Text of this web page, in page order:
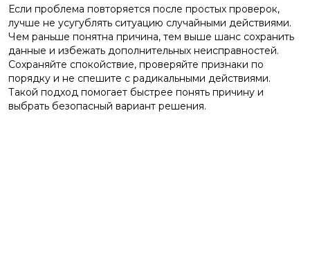
Если проблема повторяется после простых проверок,
лучше не усугублять ситуацию случайными действиями.
Чем раньше понятна причина, тем выше шанс сохранить
данные и избежать дополнительных неисправностей.
Сохраняйте спокойствие, проверяйте признаки по
порядку и не спешите с радикальными действиями.
Такой подход помогает быстрее понять причину и
выбрать безопасный вариант решения.